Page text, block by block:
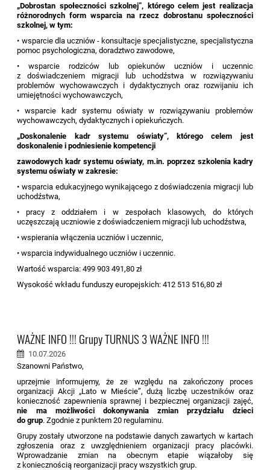
„Dobrostan społeczności szkolnej”, którego celem jest realizacja
różnorodnych form wsparcia na rzecz dobrostanu społeczności
szkolnej, w tym:
• wsparcie dla uczniów - konsultacje specjalistyczne, specjalistyczna
pomoc psychologiczna, doradztwo zawodowe,
• wsparcie rodziców lub opiekunów uczniów i uczennic
z doświadczeniem migracji lub uchodźstwa w rozwiązywaniu
problemów wychowawczych i dydaktycznych oraz rozwijaniu ich
umiejętności wychowawczych,
• wsparcie kadr systemu oświaty w rozwiązywaniu problemów
wychowawczych, dydaktycznych i opiekuńczych.
„Doskonalenie kadr systemu oświaty”, którego celem jest
doskonalenie i podniesienie kompetencji
zawodowych kadr systemu oświaty, m.in. poprzez szkolenia kadry
systemu oświaty w zakresie:
• wsparcia edukacyjnego wynikającego z doświadczenia migracji lub
uchodźstwa,
• pracy z oddziałem i w zespołach klasowych, do których
uczęszczają uczniowie z doświadczeniem migracji lub uchodźstwa,
• wspierania włączenia uczniów i uczennic,
• wsparcia indywidualnego uczniów i uczennic.
Wartość wsparcia: 499 903 491,80 zł
Wysokość wkładu funduszy europejskich: 412 513 516,80 zł
WAŻNE INFO !!! Grupy TURNUS 3 WAŻNE INFO !!!
10.07.2026
Szanowni Państwo,
uprzejmie informujemy, że ze względu na zakończony proces
organizacji Akcji „Lato w Mieście”, dużą liczbę uczestników oraz
konieczność zapewnienia sprawnej i bezpiecznej organizacji zajęć,
nie ma możliwości dokonywania zmian przydziału dzieci
do grup. Zgodnie z punktem 20 regulaminu.
Grupy zostały utworzone na podstawie danych zawartych w kartach
zgłoszenia oraz z uwzględnieniem organizacji pracy placówki.
Wprowadzanie zmian na obecnym etapie wiązałoby się
z koniecznością reorganizacji pracy wszystkich grup.